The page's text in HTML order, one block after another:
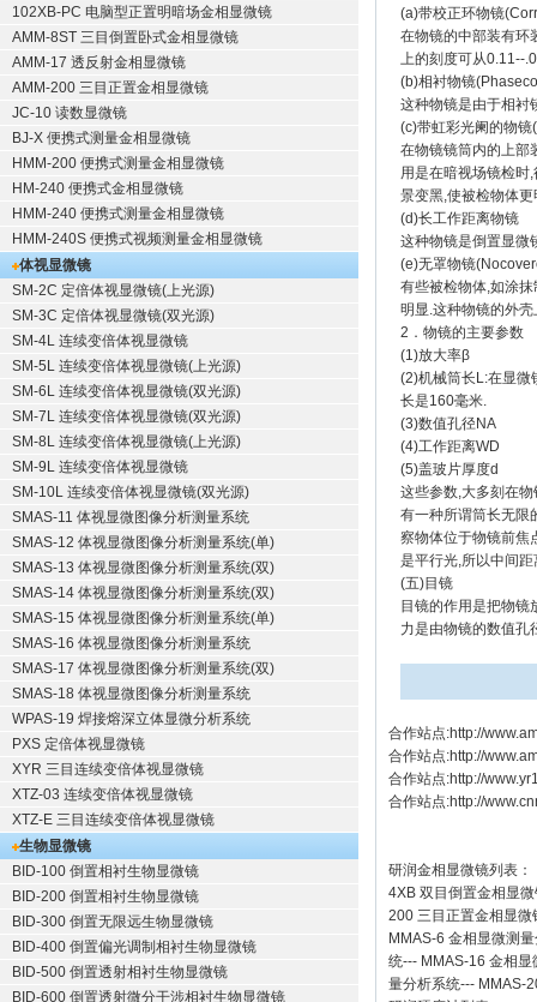
102XB-PC 电脑型正置明暗场金相显微镜
AMM-8ST 三目倒置卧式金相显微镜
AMM-17 透反射金相显微镜
AMM-200 三目正置金相显微镜
JC-10 读数显微镜
BJ-X 便携式测量金相显微镜
HMM-200 便携式测量金相显微镜
HM-240 便携式金相显微镜
HMM-240 便携式测量金相显微镜
HMM-240S 便携式视频测量金相显微镜
体视显微镜
SM-2C 定倍体视显微镜(上光源)
SM-3C 定倍体视显微镜(双光源)
SM-4L 连续变倍体视显微镜
SM-5L 连续变倍体视显微镜(上光源)
SM-6L 连续变倍体视显微镜(双光源)
SM-7L 连续变倍体视显微镜(双光源)
SM-8L 连续变倍体视显微镜(上光源)
SM-9L 连续变倍体视显微镜
SM-10L 连续变倍体视显微镜(双光源)
SMAS-11 体视显微图像分析测量系统
SMAS-12 体视显微图像分析测量系统(单)
SMAS-13 体视显微图像分析测量系统(双)
SMAS-14 体视显微图像分析测量系统(双)
SMAS-15 体视显微图像分析测量系统(单)
SMAS-16 体视显微图像分析测量系统
SMAS-17 体视显微图像分析测量系统(双)
SMAS-18 体视显微图像分析测量系统
WPAS-19 焊接熔深立体显微分析系统
PXS 定倍体视显微镜
XYR 三目连续变倍体视显微镜
XTZ-03 连续变倍体视显微镜
XTZ-E 三目连续变倍体视显微镜
生物显微镜
BID-100 倒置相衬生物显微镜
BID-200 倒置相衬生物显微镜
BID-300 倒置无限远生物显微镜
BID-400 倒置偏光调制相衬生物显微镜
BID-500 倒置透射相衬生物显微镜
BID-600 倒置透射微分干涉相衬生物显微镜
(a)带校正环物镜
在物镜的中部装有环
上的刻度可从0.11--
(b)相衬物镜
这种物镜是由于相衬
(c)带虹彩光阑的物
在物镜镜筒内的上部
用是在暗视场镜检时
景变黑,使被检物体
(d)长工作距离物镜
这种物镜是倒置显微
(e)无罩物镜
有些被检物体,如涂
明显.这种物镜的外
2．物镜的主要参数
(1)放大率β
(2)机械筒长L:在显微
长是160毫米.
(3)数值孔径NA
(4)工作距离WD
(5)盖玻片厚度d
这些参数,大多刻在
有一种所谓筒长无限
察物体位于物镜前焦
是平行光,所以中间
(五)目镜
目镜的作用是把物
力是由物镜的数值孔
合作站点:http://
合作站点:http://
合作站点:http://
合作站点:http://
研润金相显微镜列表：
4XB 双目倒置金相显
200 三目正置金相显微
MMAS-6 金相显微测
统--- MMAS-16 金相显
量分析系统--- MMAS-